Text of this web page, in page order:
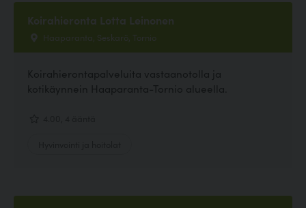
Koirahieronta Lotta Leinonen
Haaparanta, Seskarö, Tornio
Koirahierontapalveluita vastaanotolla ja
kotikäynnein Haaparanta-Tornio alueella.